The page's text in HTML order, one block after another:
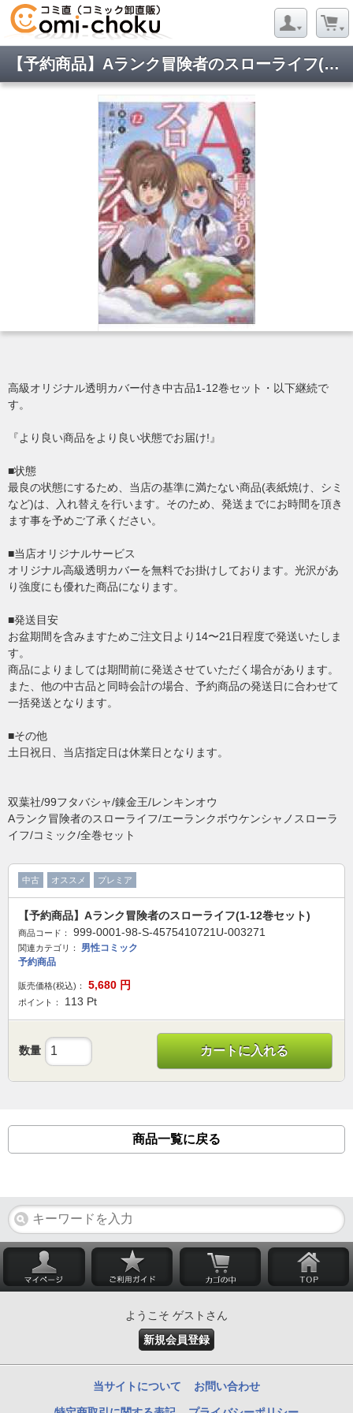
【予約商品】Aランク冒険者のスローライフ(1-12巻セット)
高級オリジナル透明カバー付き中古品1-12巻セット・以下継続で
す。
『より良い商品をより良い状態でお届け!』
■状態
最良の状態にするため、当店の基準に満たない商品(表紙焼け、シミ
など)は、入れ替えを行います。そのため、発送までにお時間を頂き
ます事を予めご了承ください。
■当店オリジナルサービス
オリジナル高級透明カバーを無料でお掛けしております。光沢があ
り強度にも優れた商品になります。
■発送目安
お盆期間を含みますためご注文日より14〜21日程度で発送いたしま
す。
商品によりましては期間前に発送させていただく場合があります。
また、他の中古品と同時会計の場合、予約商品の発送日に合わせて
一括発送となります。
■その他
土日祝日、当店指定日は休業日となります。
双葉社/99フタバシャ/錬金王/レンキンオウ
Aランク冒険者のスローライフ/エーランクボウケンシャノスローラ
イフ/コミック/全巻セット
中古 オススメ プレミア
【予約商品】Aランク冒険者のスローライフ(1-12巻セット)
商品コード： 999-0001-98-S-4575410721U-003271
関連カテゴリ：
男性コミック
予約商品
販売価格(税込)： 5,680 円
ポイント： 113 Pt
数量 カートに入れる
商品一覧に戻る
ようこそ ゲストさん
新規会員登録
当サイトについて お問い合わせ